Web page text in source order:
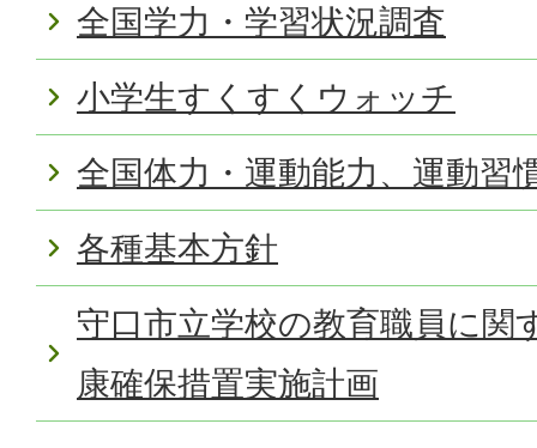
全国学力・学習状況調査
小学生すくすくウォッチ
全国体力・運動能力、運動習
各種基本方針
守口市立学校の教育職員に関
康確保措置実施計画